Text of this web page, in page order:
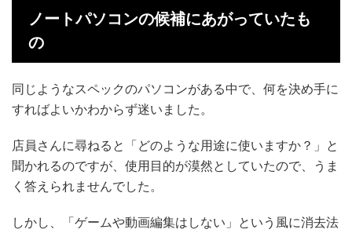
ノートパソコンの候補にあがっていたも
の
同じようなスペックのパソコンがある中で、何を決め手に
すればよいかわからず迷いました。
店員さんに尋ねると「どのような用途に使いますか？」と
聞かれるのですが、使用目的が漠然としていたので、うま
く答えられませんでした。
しかし、「ゲームや動画編集はしない」という風に消去法